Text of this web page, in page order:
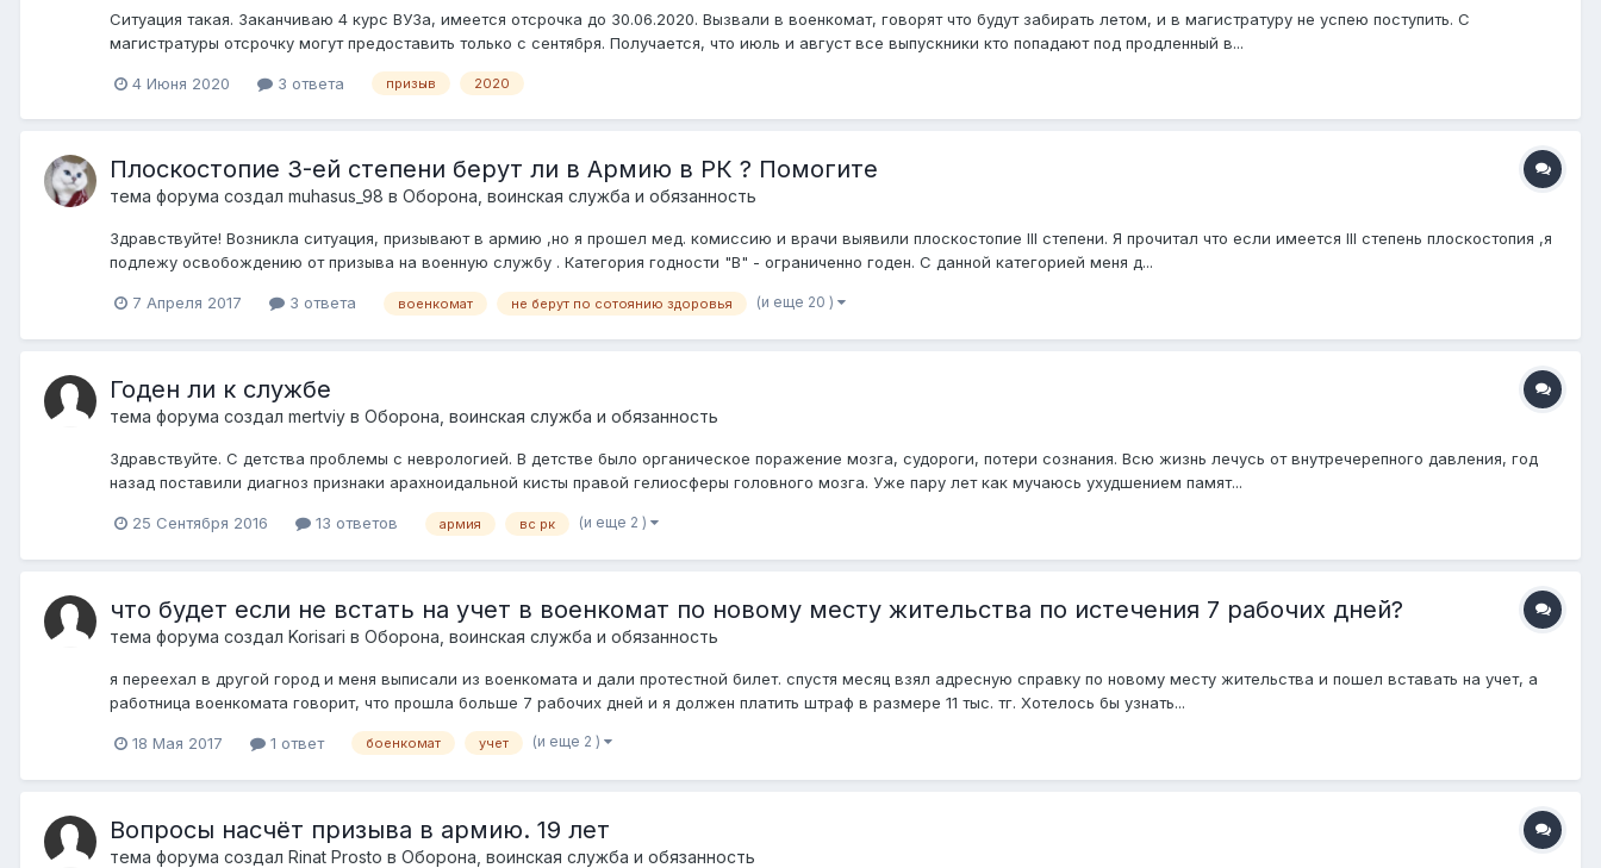
Ситуация такая. Заканчиваю 4 курс ВУЗа, имеется отсрочка до 30.06.2020. Вызвали в военкомат, говорят что будут забирать летом, и в магистратуру не успею поступить. С
магистратуры отсрочку могут предоставить только с сентября. Получается, что июль и август все выпускники кто попадают под продленный в...
4 Июня 2020 3 ответа призыв 2020
Плоскостопие 3-ей степени берут ли в Армию в РК ? Помогите
тема форума создал muhasus_98 в Оборона, воинская служба и обязанность
Здравствуйте! Возникла ситуация, призывают в армию ,но я прошел мед. комиссию и врачи выявили плоскостопие III степени. Я прочитал что если имеется III степень плоскостопия ,я
подлежу освобождению от призыва на военную службу . Категория годности "В" - ограниченно годен. С данной категорией меня д...
7 Апреля 2017 3 ответа военкомат не берут по сотоянию здоровья (и еще 20 )
Годен ли к службе
тема форума создал mertviy в Оборона, воинская служба и обязанность
Здравствуйте. С детства проблемы с неврологией. В детстве было органическое поражение мозга, судороги, потери сознания. Всю жизнь лечусь от внутречерепного давления, год
назад поставили диагноз признаки арахноидальной кисты правой гелиосферы головного мозга. Уже пару лет как мучаюсь ухудшением памят...
25 Сентября 2016 13 ответов армия вс рк (и еще 2 )
что будет если не встать на учет в военкомат по новому месту жительства по истечения 7 рабочих дней?
тема форума создал Korisari в Оборона, воинская служба и обязанность
я переехал в другой город и меня выписали из военкомата и дали протестной билет. спустя месяц взял адресную справку по новому месту жительства и пошел вставать на учет, а
работница военкомата говорит, что прошла больше 7 рабочих дней и я должен платить штраф в размере 11 тыс. тг. Хотелось бы узнать...
18 Мая 2017 1 ответ боенкомат учет (и еще 2 )
Вопросы насчёт призыва в армию. 19 лет
тема форума создал Rinat Prosto в Оборона, воинская служба и обязанность